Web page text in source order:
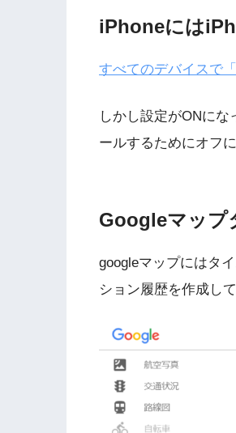
iPhoneには
すべてのデバイスで
しかし設定がONに
ールするためにオフ
Googleマップ
googleマップにはタ
ション履歴を作成し